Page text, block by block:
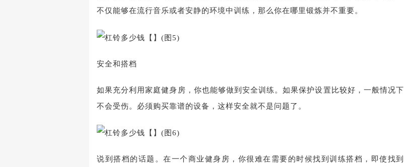
不仅能够在流行音乐或者安静的环境中训练，那么你在哪里锻炼并不重要。
安全和搭档
如果充分利用家庭健身房，你也能够做到安全训练。如果保护设置比较好，一般情况下
不会受伤。必须购买靠谱的设备，这样安全就不是问题了。
说到搭档的话题。在一个商业健身房，你很难在需要的时候找到训练搭档，即使找到